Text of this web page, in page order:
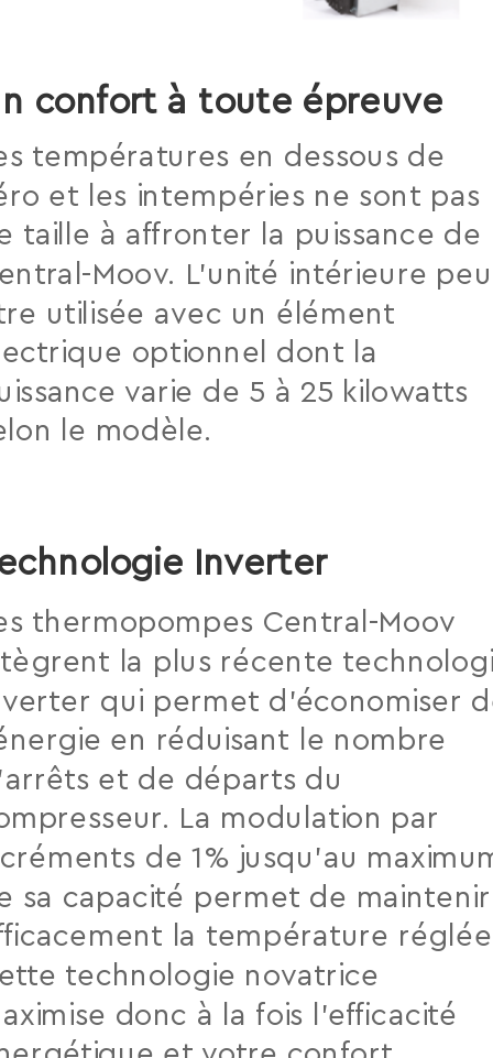
confort à toute épreuve
températures en dessous de
et les intempéries ne sont pas
taille à affronter la puissance de
Moov. L’unité intérieure
utilisée avec un élément
optionnel dont la
varie de 5 à 25 kilowatts
le modèle.
Inverter
thermopompes Central-Moov
la plus récente
qui permet d’économiser
en réduisant le nombre
et de départs du
La modulation par
de 1% jusqu’au
sa capacité permet de maintenir
la température
technologie novatrice
donc à la fois l’efﬁcacité